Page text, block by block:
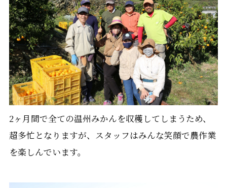
2ヶ月間で全ての温州みかんを収穫してしまうため、
超多忙となりますが、スタッフはみんな笑顔で農作業
を楽しんでいます。